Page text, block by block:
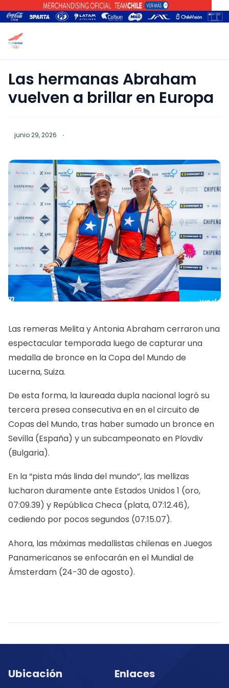
Las hermanas Abraham
vuelven a brillar en Europa
junio 29, 2026 ·
Las remeras Melita y Antonia Abraham cerraron una
espectacular temporada luego de capturar una
medalla de bronce en la Copa del Mundo de
Lucerna, Suiza.
De esta forma, la laureada dupla nacional logró su
tercera presea consecutiva en en el circuito de
Copas del Mundo, tras haber sumado un bronce en
Sevilla (España) y un subcampeonato en Plovdiv
(Bulgaria).
En la “pista más linda del mundo”, las mellizas
lucharon duramente ante Estados Unidos 1 (oro,
07:09.39) y República Checa (plata, 07:12.46),
cediendo por pocos segundos (07:15.07).
Ahora, las máximas medallistas chilenas en Juegos
Panamericanos se enfocarán en el Mundial de
Ámsterdam (24-30 de agosto).
Ubicación Enlaces